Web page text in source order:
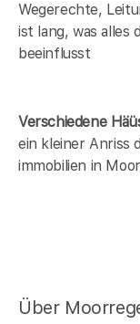
Wegerechte,
ist lang, was alles
beeinflusst
Verschiedene
ein kleiner Anriss
immobilien in
Über